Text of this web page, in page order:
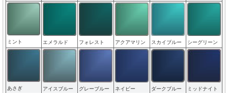
ミント エメラルド フォレスト アクアマリン スカイブルー シーグリーン
あさぎ アイスブルー グレーブルー ネイビー ダークブルー ミッドナイト